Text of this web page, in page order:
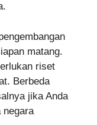
matang.
riset
Berbeda
jika Anda
negara